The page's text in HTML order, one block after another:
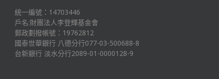
統一編號：14703446
戶名:財團法人李登輝基金會
郵政劃撥帳號：19762812
國泰世華銀行 八德分行077-03-500688-8
台新銀行 淡水分行2089-01-0000128-9